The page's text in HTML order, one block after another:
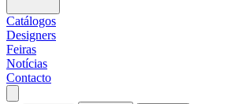
Catálogos
Designers
Feiras
Notícias
Contacto